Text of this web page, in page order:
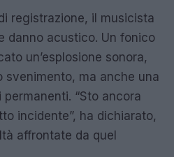
registrazione, il musicista
danno acustico. Un fonico
un’esplosione sonora,
svenimento, ma anche una
“Sto ancora
incidente”, ha dichiarato,
affrontate da quel